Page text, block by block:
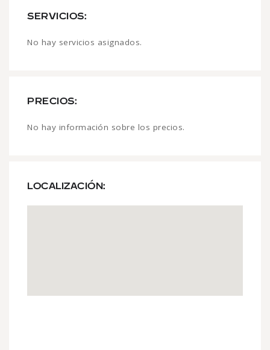
SERVICIOS:
No hay servicios asignados.
PRECIOS:
No hay información sobre los precios.
LOCALIZACIÓN: